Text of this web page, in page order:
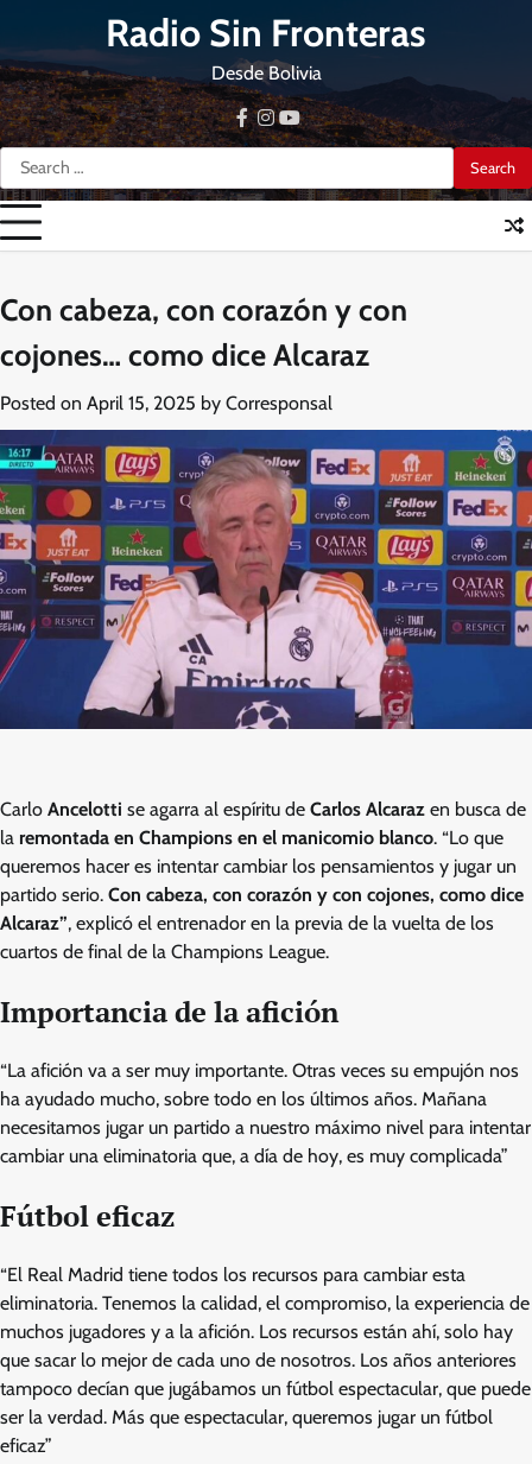
content
Radio Sin Fronteras
Desde Bolivia
Search
for:
facebook
instagram
youtube
Con cabeza, con corazón y con
cojones… como dice Alcaraz
Posted on April 15, 2025 by Corresponsal
Carlo Ancelotti se agarra al espíritu de Carlos Alcaraz en busca de
la remontada en Champions en el manicomio blanco. “Lo que
queremos hacer es intentar cambiar los pensamientos y jugar un
partido serio. Con cabeza, con corazón y con cojones, como dice
Alcaraz”, explicó el entrenador en la previa de la vuelta de los
cuartos de final de la Champions League.
Importancia de la afición
“La afición va a ser muy importante. Otras veces su empujón nos
ha ayudado mucho, sobre todo en los últimos años. Mañana
necesitamos jugar un partido a nuestro máximo nivel para intentar
cambiar una eliminatoria que, a día de hoy, es muy complicada”
Fútbol eficaz
“El Real Madrid tiene todos los recursos para cambiar esta
eliminatoria. Tenemos la calidad, el compromiso, la experiencia de
muchos jugadores y a la afición. Los recursos están ahí, solo hay
que sacar lo mejor de cada uno de nosotros. Los años anteriores
tampoco decían que jugábamos un fútbol espectacular, que puede
ser la verdad. Más que espectacular, queremos jugar un fútbol
eficaz”